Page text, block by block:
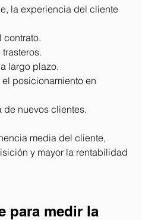
la experiencia del cliente
contrato.
largo plazo.
posicionamiento en
nuevos clientes.
media del cliente,
y mayor la rentabilidad
para medir la